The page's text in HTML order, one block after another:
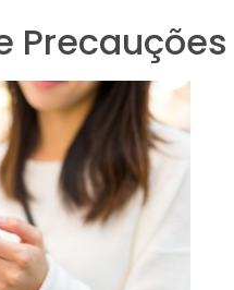
Precauções